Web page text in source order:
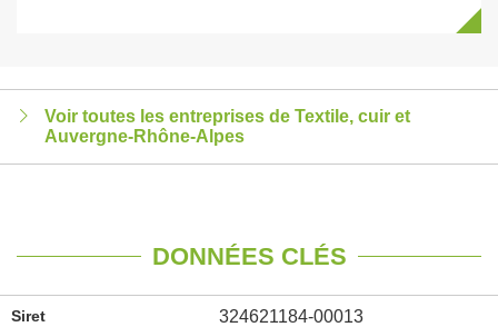
Voir toutes les entreprises de Textile, cuir et
Auvergne-Rhône-Alpes
DONNÉES CLÉS
Siret 324621184-00013